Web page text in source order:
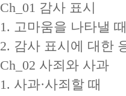
Ch_01 감사 표시
1. 고마움을 나타낼
2. 감사 표시에 대한
Ch_02 사죄와 사과
1. 사과·사죄할 때